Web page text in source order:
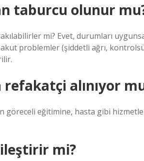
taburcu olunur
mi? Evet, durumları
akut problemler (şiddetli ağrı,
alınıyor
göreceli eğitimine, hasta gibi
mi?